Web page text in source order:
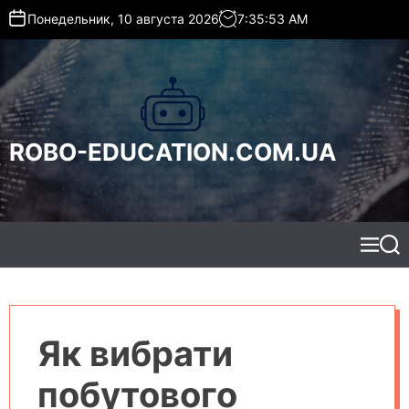
t
o
c
o
n
t
e
Понедельник, 10 августа 2026 7:35:54 AM
ROBO-EDUCATION.COM.UA
M
e
S
e
Як вибрати
побутового